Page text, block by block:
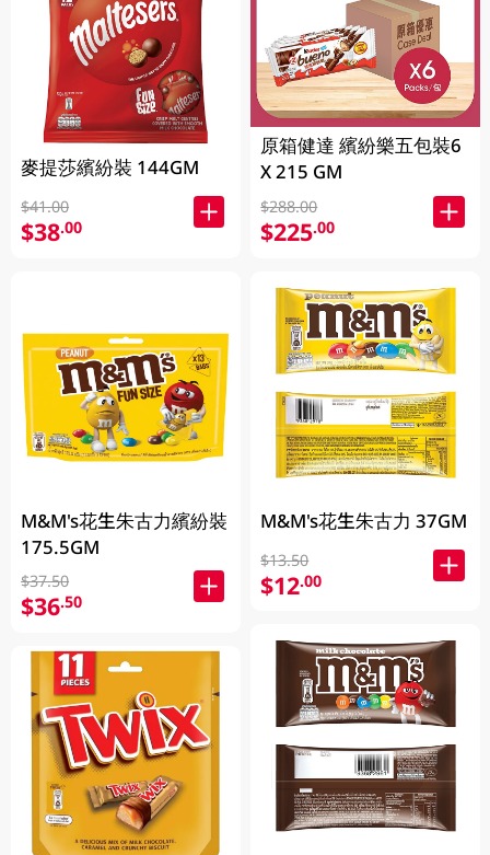
麥提莎繽紛裝 144GM
$41.00
$38.00
M&M's花生朱古力繽紛裝
175.5GM
$37.50
$36.50
原箱健達 繽紛樂五包裝6
X 215 GM
$288.00
$225.00
M&M's花生朱古力 37GM
$13.50
$12.00